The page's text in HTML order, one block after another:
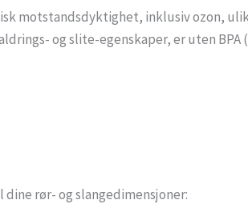
motstandsdyktighet, inklusiv ozon,
og slite-egenskaper, er uten
rør- og slangedimensjoner: